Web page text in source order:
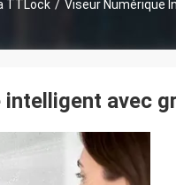
TTLock / Viseur Numérique
avec